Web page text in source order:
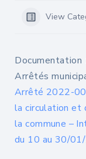
View
Documentation
Arrêtés
Arrêté 2022-
la circulation et
la commune –
du 10 au 30/